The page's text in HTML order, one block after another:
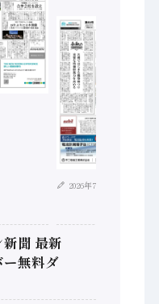
2026年7月28日
聞 最新
無料ダ